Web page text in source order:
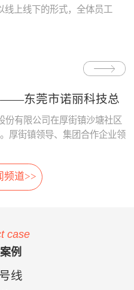
数据的及时、准确传递与分
本的明细，分析重要设备整个
采购决策、控制维修成本提供
了依据，减少企业不必要的浪
费。· 优化资源的配置：系统
提供的资源冲突检测预警功
化，合理的优化了人、财、物
资源。 项目案例与客户反
艺文件的执行力度，通过全貌
化、公开化、信息化系统自动
评价、月报分析，加强了员工
的检修责任心以来，其车辆检
修的运营故障（正线故障）呈
线激光专利技术，模块化设
运营期，进行加装，安装于正
搭建专用检测棚等配套设
施。 3、免维护:核心元件
选用进口件，整体设计安装简
便，远程监控，软件具备自动
需人工分析，系统自动出具智
能分析结果，提供检修月报，
析、轨道异常分析等。 5、
自动方案:根据月报分析结
果，系统自动出具维修方案建
议，包括:厂家选型建议、轮
时机建议轨道打磨建议、轮对
线上线下的形式，全体员工
半年工作总结及下半年工作
上半年成果...
——东莞市诺丽科技总
展新篇章
份有限公司在厚街镇沙塘社区
厚街镇领导、集团合作企业领
为舞狮点睛，为整个活动增添
随后，公司领导与嘉宾们一
频道>>
case
例
线